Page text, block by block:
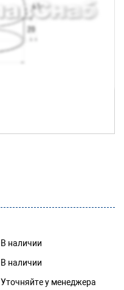
В наличии
В наличии
Уточняйте у менеджера